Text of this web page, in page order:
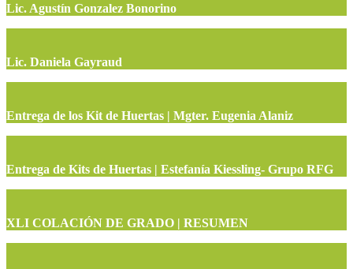
Lic. Agustín Gonzalez Bonorino
Lic. Daniela Gayraud
Entrega de los Kit de Huertas | Mgter. Eugenia Alaniz
Entrega de Kits de Huertas | Estefanía Kiessling- Grupo RFG
XLI COLACIÓN DE GRADO | RESUMEN